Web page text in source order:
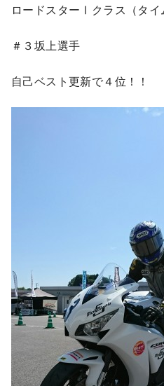
ロードスターⅠクラス（タイ
＃３坂上選手
自己ベスト更新で４位！！